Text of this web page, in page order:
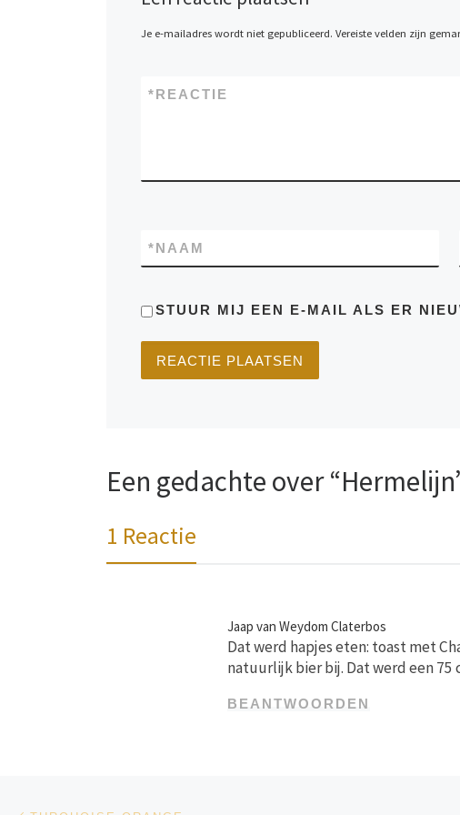
Je e-mailadres wordt niet gepubliceerd. Vereiste velden zijn
REACTIE
*
NAAM
*
STUUR MIJ EEN E-MAIL ALS ER
Een gedachte over
1 Reactie
Jaap van Weydom Claterbos
Dat werd hapjes eten: toast met
natuurlijk bier bij. Dat werd een 75
BEANTWOORDEN